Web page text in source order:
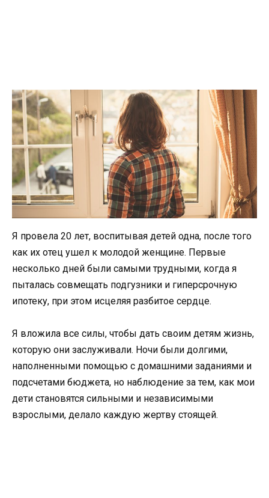
Я провела 20 лет, воспитывая детей одна, после того
как их отец ушел к молодой женщине. Первые
несколько дней были самыми трудными, когда я
пыталась совмещать подгузники и гиперсрочную
ипотеку, при этом исцеляя разбитое сердце.
Я вложила все силы, чтобы дать своим детям жизнь,
которую они заслуживали. Ночи были долгими,
наполненными помощью с домашними заданиями и
подсчетами бюджета, но наблюдение за тем, как мои
дети становятся сильными и независимыми
взрослыми, делало каждую жертву стоящей.